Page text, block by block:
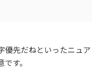
優先だねといったニュア
す。